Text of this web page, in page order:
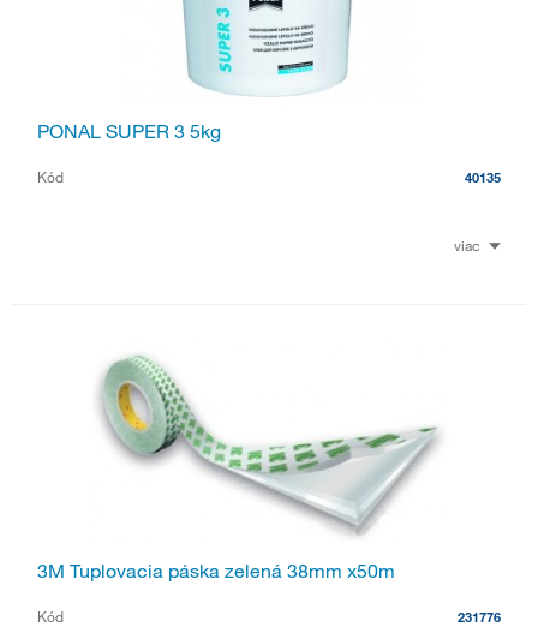
PONAL SUPER 3 5kg
Kód 40135
viac
3M Tuplovacia páska zelená 38mm x50m
Kód 231776